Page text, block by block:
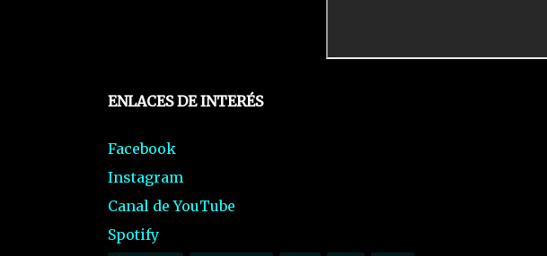
ENLACES DE INTERÉS
Facebook
Instagram
Canal de YouTube
Spotify